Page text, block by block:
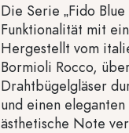
Die Serie „Fido
Funktionalität mit
Hergestellt vom
Bormioli Rocco,
Drahtbügelgläser
und einen
ästhetische Note